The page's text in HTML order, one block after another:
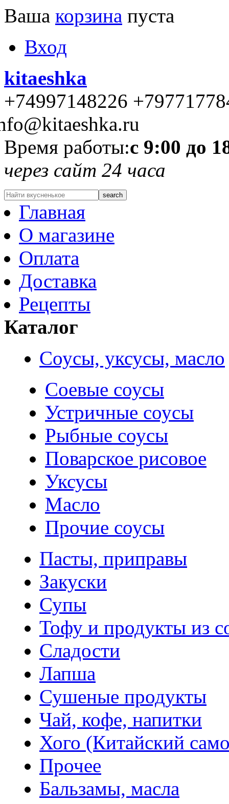
Ваша корзина пуста
Вход
kitaeshka
+74997148226
Время работы:с 9:00 до
через сайт 24 часа
Главная
О магазине
Оплата
Доставка
Рецепты
Каталог
Соусы, уксусы, масло
Соевые соусы
Устричные соусы
Рыбные соусы
Поварское рисовое
Уксусы
Масло
Прочие соусы
Пасты, приправы
Закуски
Супы
Тофу и продукты из
Сладости
Лапша
Сушеные продукты
Чай, кофе, напитки
Хого (Китайский
Прочее
Бальзамы, масла